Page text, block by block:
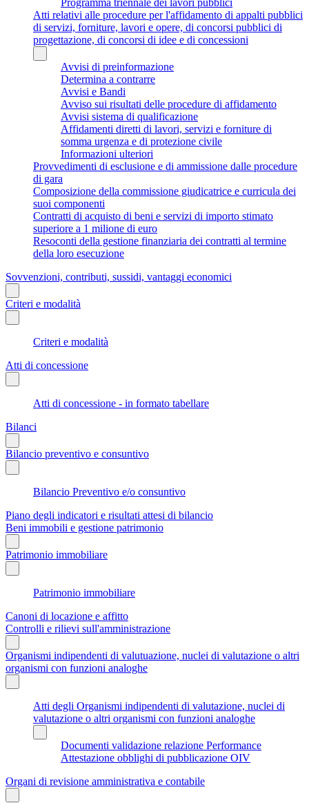
Atti relativi alle procedure per l'affidamento di appalti pubblici
di servizi, forniture, lavori e opere, di concorsi pubblici di
progettazione, di concorsi di idee e di concessioni
Avvisi di preinformazione
Determina a contrarre
Avvisi e Bandi
Avviso sui risultati delle procedure di affidamento
Avvisi sistema di qualificazione
Affidamenti diretti di lavori, servizi e forniture di
somma urgenza e di protezione civile
Informazioni ulteriori
Provvedimenti di esclusione e di ammissione dalle procedure
di gara
Composizione della commissione giudicatrice e curricula dei
suoi componenti
Contratti di acquisto di beni e servizi di importo stimato
superiore a 1 milione di euro
Resoconti della gestione finanziaria dei contratti al termine
della loro esecuzione
Sovvenzioni, contributi, sussidi, vantaggi economici
Criteri e modalità
Criteri e modalità
Atti di concessione
Atti di concessione - in formato tabellare
Bilanci
Bilancio preventivo e consuntivo
Bilancio Preventivo e/o consuntivo
Piano degli indicatori e risultati attesi di bilancio
Beni immobili e gestione patrimonio
Patrimonio immobiliare
Patrimonio immobiliare
Canoni di locazione e affitto
Controlli e rilievi sull'amministrazione
Organismi indipendenti di valutuazione, nuclei di valutazione o altri
organismi con funzioni analoghe
Atti degli Organismi indipendenti di valutazione, nuclei di
valutazione o altri organismi con funzioni analoghe
Documenti validazione relazione Performance
Attestazione obblighi di pubblicazione OIV
Organi di revisione amministrativa e contabile